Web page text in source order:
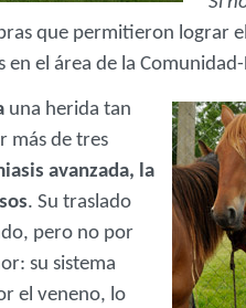
que permitieron lograr
el área de la Comunidad-
una herida tan
más de tres
avanzada, la
. Su traslado
pero no por
su sistema
el veneno, lo